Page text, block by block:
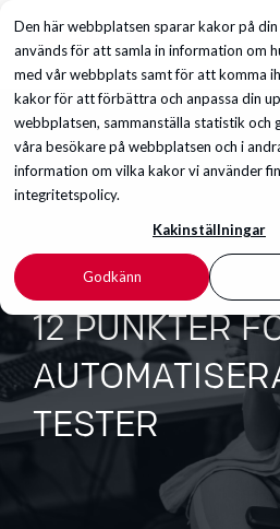
Den här webbplatsen sparar kakor på
används för att samla in information om
med vår webbplats samt för att komma
kakor för att förbättra och anpassa din
webbplatsen, sammanställa statistik och
våra besökare på webbplatsen och i
information om vilka kakor vi använder
integritetspolicy.
Kakinställningar
Godkänn
12 PUNKTER
TESTER